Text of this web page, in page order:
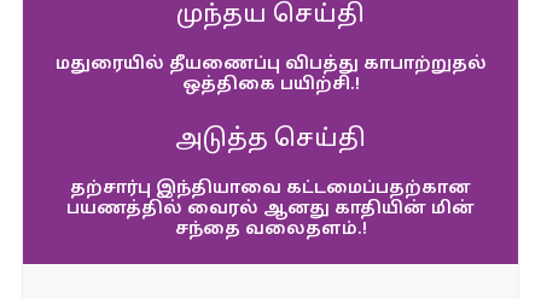
முந்தய செய்தி
மதுரையில் தீயணைப்பு விபத்து காபாற்றுதல்
ஒத்திகை பயிற்சி.!
அடுத்த செய்தி
தற்சார்பு இந்தியாவை கட்டமைப்பதற்கான
பயணத்தில் வைரல் ஆனது காதியின் மின்
சந்தை வலைதளம்.!